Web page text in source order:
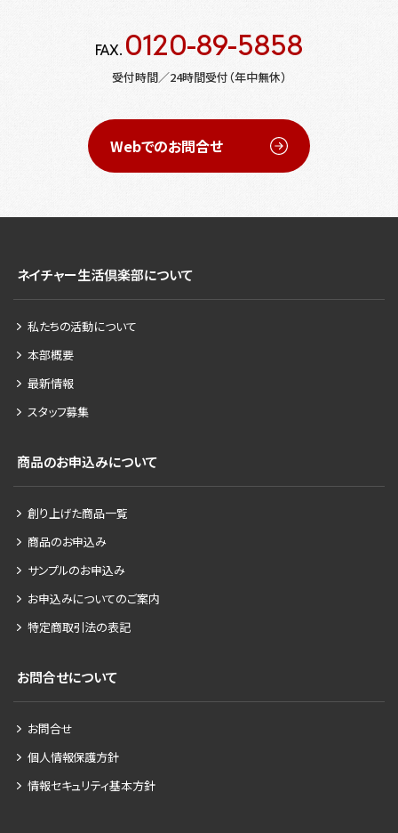
FAX. 0120-89-5858
受付時間／24時間受付（年中無休）
Webでのお問合せ
ネイチャー生活倶楽部について
私たちの活動について
本部概要
最新情報
スタッフ募集
商品のお申込みについて
創り上げた商品一覧
商品のお申込み
サンプルのお申込み
お申込みについてのご案内
特定商取引法の表記
お問合せについて
お問合せ
個人情報保護方針
情報セキュリティ基本方針